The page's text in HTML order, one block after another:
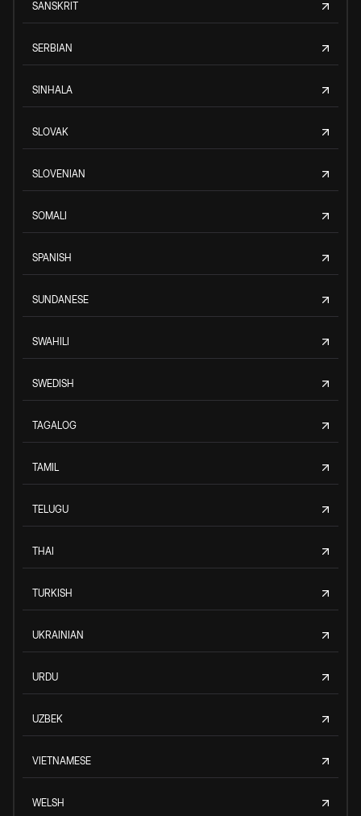
SANSKRIT
SERBIAN
SINHALA
SLOVAK
SLOVENIAN
SOMALI
SPANISH
SUNDANESE
SWAHILI
SWEDISH
TAGALOG
TAMIL
TELUGU
THAI
TURKISH
UKRAINIAN
URDU
UZBEK
VIETNAMESE
WELSH